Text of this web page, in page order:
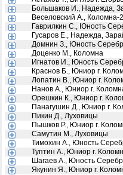
Большаков И., Надежда,
Веселовский А., Коломна-2
Гаврилкин С., Юность
Гусаров Е., Надежда,
Домнин З., Юность
Доценко М., Коломна
Игнатов И., Юность
Краснов Б., Юниор г.
Лопатин В., Юниор г.
Нанов А., Юниор г.
Орешкин К., Юниор г.
Панагушин Д., Юниор г.
Пикин Д., Луховицы
Пышков Р., Юниор г.
Самутин М., Луховицы
Тимохин А., Юность
Туптин А., Юниор г.
Шагаев А., Юность
Якунин Я., Юниор г.